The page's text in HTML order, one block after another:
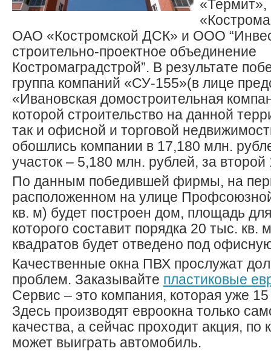
ОАО «Костромской ДСК» и ООО
строительно-проектное объединение
Костромаградстрой”. В результате
группа компаний «СУ-155»(в лице
«Ивановская домостроительная
которой строительство на данной
так и офисной и торговой
обошлись компании в 17,180 млн.
участок – 5,180 млн. рублей, за
По данным победившей фирмы, на
расположенном на улице
кв. м) будет построен дом, площадь
которого составит порядка 20 тыс. кв.
квадратов будет отведено под
Качественные окна ПВХ прослужат
проблем. Заказывайте пластиковые
Сервис – это компания, которая уже
Здесь производят евроокна только
качества, а сейчас проходит акция, по
может выиграть автомобиль.